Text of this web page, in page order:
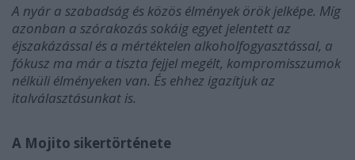
A nyár a szabadság és közös élmények örök jelképe. Míg
azonban a szórakozás sokáig egyet jelentett az
éjszakázással és a mértéktelen alkoholfogyasztással, a
fókusz ma már a tiszta fejjel megélt, kompromisszumok
nélküli élményeken van. És ehhez igazítjuk az
italválasztásunkat is.
A Mojito sikertörténete